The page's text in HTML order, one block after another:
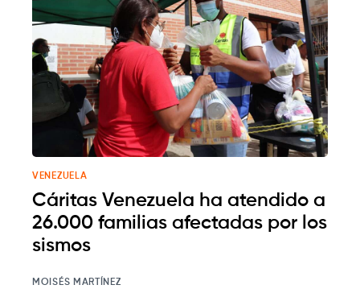
VENEZUELA
Cáritas Venezuela ha atendido a
26.000 familias afectadas por los
sismos
MOISÉS MARTÍNEZ